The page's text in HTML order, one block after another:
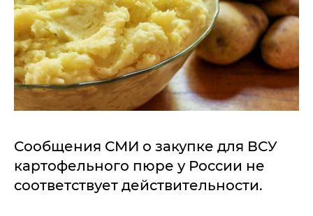
Сообщения СМИ о закупке для ВСУ
картофельного пюре у России не
соответствует действительности.